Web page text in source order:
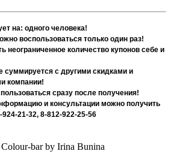
на: одного человека!
воспользоваться только один раз!
неограниченное количество купонов себе и
суммируется с другими скидками и
компании!
сразу после получения!
и консультации можно получить
21-32, 8-812-922-25-56
bar by Irina Bunina